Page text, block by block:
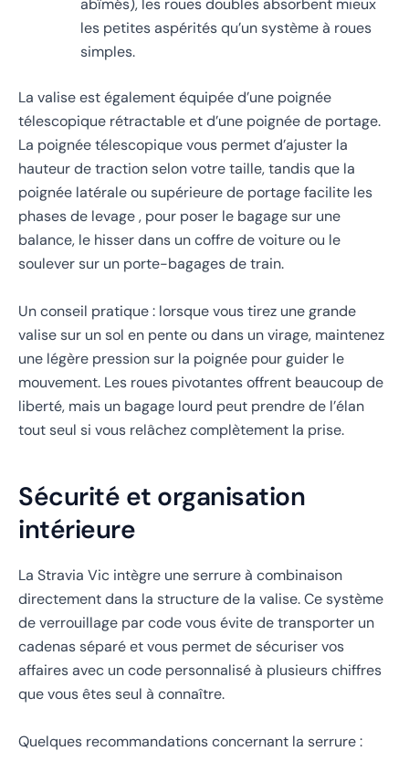
abîmés), les roues doubles absorbent mieux
les petites aspérités qu’un système à roues
simples.
La valise est également équipée d’une poignée
télescopique rétractable et d’une poignée de portage.
La poignée télescopique vous permet d’ajuster la
hauteur de traction selon votre taille, tandis que la
poignée latérale ou supérieure de portage facilite les
phases de levage , pour poser le bagage sur une
balance, le hisser dans un coffre de voiture ou le
soulever sur un porte-bagages de train.
Un conseil pratique : lorsque vous tirez une grande
valise sur un sol en pente ou dans un virage, maintenez
une légère pression sur la poignée pour guider le
mouvement. Les roues pivotantes offrent beaucoup de
liberté, mais un bagage lourd peut prendre de l’élan
tout seul si vous relâchez complètement la prise.
Sécurité et organisation
intérieure
La Stravia Vic intègre une serrure à combinaison
directement dans la structure de la valise. Ce système
de verrouillage par code vous évite de transporter un
cadenas séparé et vous permet de sécuriser vos
affaires avec un code personnalisé à plusieurs chiffres
que vous êtes seul à connaître.
Quelques recommandations concernant la serrure :